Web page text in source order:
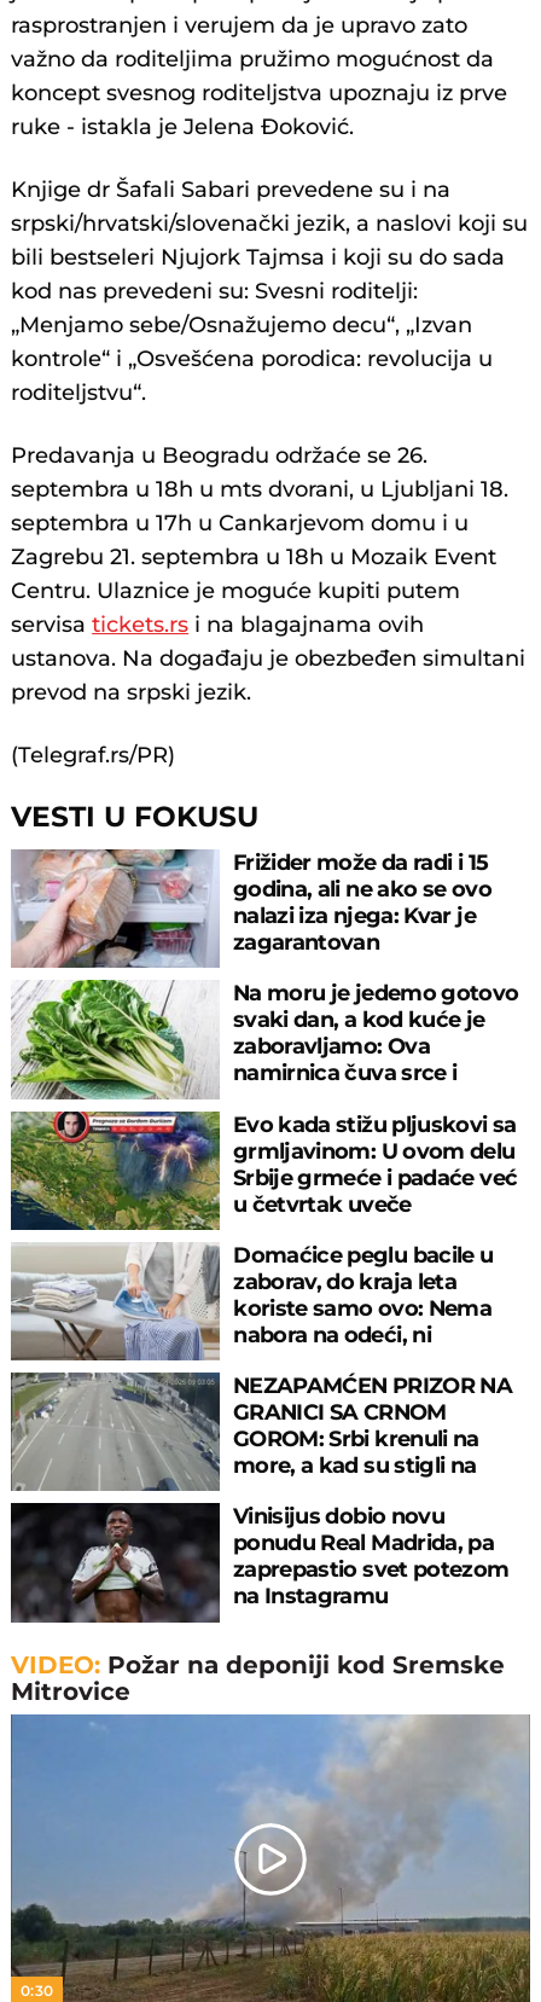
rasprostranjen i verujem da je upravo zato
važno da roditeljima pružimo mogućnost da
koncept svesnog roditeljstva upoznaju iz prve
ruke - istakla je Jelena Đoković.
Knjige dr Šafali Sabari prevedene su i na
srpski/hrvatski/slovenački jezik, a naslovi koji su
bili bestseleri Njujork Tajmsa i koji su do sada
kod nas prevedeni su: Svesni roditelji:
„Menjamo sebe/Osnažujemo decu“, „Izvan
kontrole“ i „Osvešćena porodica: revolucija u
roditeljstvu“.
Predavanja u Beogradu održaće se 26.
septembra u 18h u mts dvorani, u Ljubljani 18.
septembra u 17h u Cankarjevom domu i u
Zagrebu 21. septembra u 18h u Mozaik Event
Centru. Ulaznice je moguće kupiti putem
servisatickets.rs i na blagajnama ovih
ustanova. Na događaju je obezbeđen simultani
prevod na srpski jezik.
(Telegraf.rs/PR)
VESTI U FOKUSU
Frižider može da radi i 15
godina, ali ne ako se ovo
nalazi iza njega: Kvar je
zagarantovan
Na moru je jedemo gotovo
svaki dan, a kod kuće je
zaboravljamo: Ova
namirnica čuva srce i
Evo kada stižu pljuskovi sa
grmljavinom: U ovom delu
Srbije grmeće i padaće već
u četvrtak uveče
Domaćice peglu bacile u
zaborav, do kraja leta
koriste samo ovo: Nema
nabora na odeći, ni
NEZAPAMĆEN PRIZOR NA
GRANICI SA CRNOM
GOROM: Srbi krenuli na
more, a kad su stigli na
Vinisijus dobio novu
ponudu Real Madrida, pa
zaprepastio svet potezom
na Instagramu
VIDEO: Požar na deponiji kod Sremske
Mitrovice
Play
Video
0:30